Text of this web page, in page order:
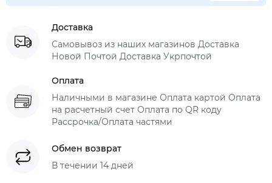
Доставка
Самовывоз из наших магазинов Доставка
Новой Почтой Доставка Укрпочтой
Оплата
Наличными в магазине Оплата картой Оплата
на расчетный счет Оплата по QR коду
Рассрочка/Оплата частями
Обмен возврат
В течении 14 дней